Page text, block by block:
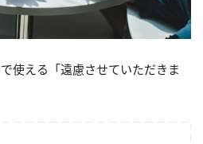
使える「遠慮させていただきま